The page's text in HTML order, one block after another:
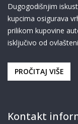
Dugogodišnjim
kupcima osigurava
prilikom kupovine
isključivo od
PROČITAJ VIŠE
Kontakt